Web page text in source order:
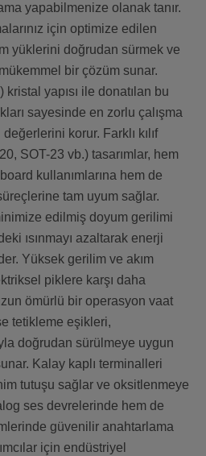
yapabilmenize olanak tanır.
için optimize edilen
yüklerini doğrudan sürmek ve
bir çözüm sunar.
yapısı ile donatılan bu
sayesinde en zorlu çalışma
korur. Farklı kılıf
SOT-23 vb.) tasarımlar, hem
kullanımlarına hem de
tam uyum sağlar.
edilmiş doyum gerilimi
ısınmayı azaltarak enerji
Yüksek gerilim ve akım
piklere karşı daha
ömürlü bir operasyon vaat
tetikleme eşikleri,
doğrudan sürülmeye uygun
Kalay kaplı terminalleri
tutuşu sağlar ve oksitlenmeye
ses devrelerinde hem de
güvenilir anahtarlama
için endüstriyel